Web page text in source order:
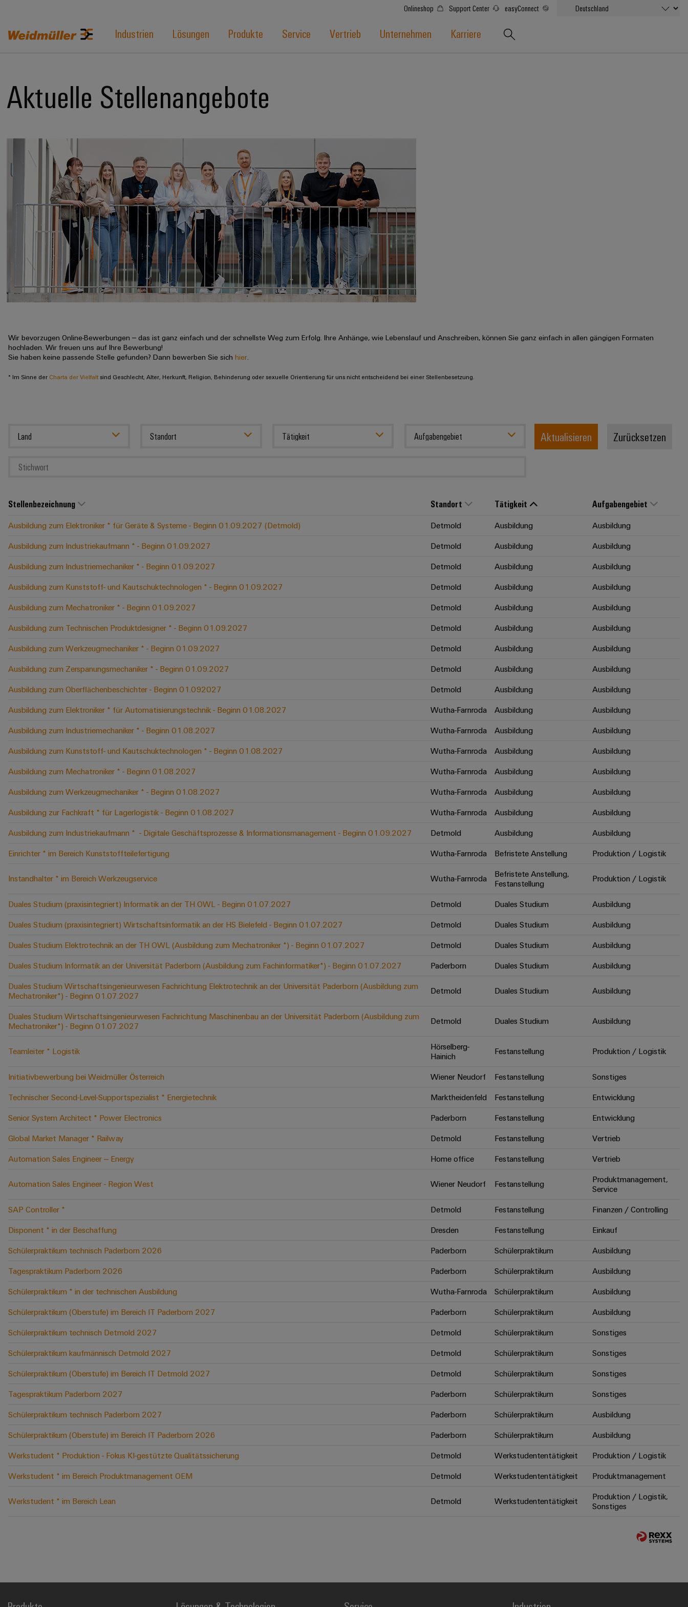
Onlineshop Support Center easyConnect
Industrien Lösungen Produkte Service Vertrieb Unternehmen Karriere
Aktuelle Stellenangebote
Wir bevorzugen Online-Bewerbungen – das ist ganz einfach und der schnellste Weg zum Erfolg. Ihre Anhänge, wie Lebenslauf und Anschreiben, können Sie ganz einfach in allen gängigen Formaten
hochladen. Wir freuen uns auf Ihre Bewerbung!
Sie haben keine passende Stelle gefunden? Dann bewerben Sie sich hier
* Im Sinne der Charta der Vielfalt sind Geschlecht, Alter, Herkunft, Religion, Behinderung oder sexuelle Orientierung für uns nicht entscheidend bei einer Stellenbesetzung.
Land Standort Tätigkeit Aufgabengebiet Zurücksetzen
Aktualisieren
Stellenbezeichnung Standort Tätigkeit Aufgabengebiet
Ausbildung zum Elektroniker * für Geräte & Systeme - Beginn 01.09.2027 (Detmold) Detmold Ausbildung
Ausbildung
Ausbildung zum Industriekaufmann * - Beginn 01.09.2027
Detmold Ausbildung
Ausbildung
Ausbildung zum Industriemechaniker * - Beginn 01.09.2027
Detmold Ausbildung
Ausbildung
Ausbildung zum Kunststoff- und Kautschuktechnologen * - Beginn 01.09.2027
Detmold Ausbildung
Ausbildung
Ausbildung zum Mechatroniker * - Beginn 01.09.2027
Detmold Ausbildung
Ausbildung
Ausbildung zum Technischen Produktdesigner * - Beginn 01.09.2027
Detmold Ausbildung
Ausbildung
Ausbildung zum Werkzeugmechaniker * - Beginn 01.09.2027
Detmold Ausbildung
Ausbildung
Ausbildung zum Zerspanungsmechaniker * - Beginn 01.09.2027
Detmold Ausbildung
Ausbildung
Ausbildung zum Oberflächenbeschichter - Beginn 01.092027
Detmold Ausbildung
Ausbildung
Ausbildung zum Elektroniker * für Automatisierungstechnik - Beginn 01.08.2027
Wutha-Farnroda Ausbildung
Ausbildung
Ausbildung zum Industriemechaniker * - Beginn 01.08.2027
Wutha-Farnroda Ausbildung
Ausbildung
Ausbildung zum Kunststoff- und Kautschuktechnologen * - Beginn 01.08.2027
Wutha-Farnroda Ausbildung
Ausbildung
Ausbildung zum Mechatroniker * - Beginn 01.08.2027
Wutha-Farnroda Ausbildung
Ausbildung
Ausbildung zum Werkzeugmechaniker * - Beginn 01.08.2027
Wutha-Farnroda Ausbildung
Ausbildung
Ausbildung zur Fachkraft * für Lagerlogistik - Beginn 01.08.2027
Wutha-Farnroda Ausbildung
Ausbildung
Ausbildung zum Industriekaufmann * ​ - Digitale Geschäftsprozesse & Informationsmanagement - Beginn 01.09.2027
Detmold Ausbildung
Ausbildung
Einrichter * im Bereich Kunststoffteilefertigung
Wutha-Farnroda Befristete Anstellung Produktion / Logistik
Instandhalter * im Bereich Werkzeugservice Wutha-Farnroda
Befristete Anstellung,
Festanstellung
Produktion / Logistik
Duales Studium (praxisintegriert) Informatik an der TH OWL - Beginn 01.07.2027 Detmold Duales Studium
Ausbildung
Duales Studium (praxisintegriert) Wirtschaftsinformatik an der HS Bielefeld - Beginn 01.07.2027
Detmold Duales Studium
Ausbildung
Duales Studium Elektrotechnik an der TH OWL (Ausbildung zum Mechatroniker *) - Beginn 01.07.2027
Detmold Duales Studium
Ausbildung
Duales Studium Informatik an der Universität Paderborn (Ausbildung zum Fachinformatiker*) - Beginn 01.07.2027
Paderborn Duales Studium
Ausbildung
Duales Studium Wirtschaftsingenieurwesen Fachrichtung Elektrotechnik an der Universität Paderborn (Ausbildung zum
Mechatroniker*) - Beginn 01.07.2027
Detmold Duales Studium Ausbildung
Duales Studium Wirtschaftsingenieurwesen Fachrichtung Maschinenbau an der Universität Paderborn (Ausbildung zum
Mechatroniker*) - Beginn 01.07.2027
Detmold Duales Studium Ausbildung
Teamleiter * Logistik
Hörselberg-
Hainich
Festanstellung Produktion / Logistik
Initiativbewerbung bei Weidmüller Österreich Wiener Neudorf Festanstellung
Sonstiges
Technischer Second-Level-Supportspezialist * Energietechnik
Marktheidenfeld Festanstellung
Entwicklung
Senior System Architect * Power Electronics
Paderborn Festanstellung
Entwicklung
Global Market Manager * Railway
Detmold Festanstellung
Vertrieb
Automation Sales Engineer – Energy
Home office Festanstellung Vertrieb
Automation Sales Engineer - Region West Wiener Neudorf Festanstellung
Produktmanagement,
Service
SAP Controller *
Detmold Festanstellung
Finanzen / Controlling
Disponent * in der Beschaffung
Dresden Festanstellung
Einkauf
Schülerpraktikum technisch Paderborn 2026
Paderborn Schülerpraktikum
Ausbildung
Tagespraktikum Paderborn 2026
Paderborn Schülerpraktikum
Ausbildung
Schülerpraktikum * in der technischen Ausbildung
Wutha-Farnroda Schülerpraktikum
Ausbildung
Schülerpraktikum (Oberstufe) im Bereich IT Paderborn 2027
Paderborn Schülerpraktikum
Ausbildung
Schülerpraktikum technisch Detmold 2027
Detmold Schülerpraktikum
Sonstiges
Schülerpraktikum kaufmännisch Detmold 2027
Detmold Schülerpraktikum
Sonstiges
Schülerpraktikum (Oberstufe) im Bereich IT Detmold 2027
Detmold Schülerpraktikum
Sonstiges
Tagespraktikum Paderborn 2027
Paderborn Schülerpraktikum
Sonstiges
Schülerpraktikum technisch Paderborn 2027
Paderborn Schülerpraktikum
Ausbildung
Schülerpraktikum (Oberstufe) im Bereich IT Paderborn 2026
Paderborn Schülerpraktikum
Ausbildung
Werkstudent * Produktion - Fokus KI-gestützte Qualitätssicherung
Detmold Werkstudententätigkeit
Produktion / Logistik
Werkstudent * im Bereich Produktmanagement OEM
Detmold Werkstudententätigkeit Produktmanagement
Werkstudent * im Bereich Lean Detmold Werkstudententätigkeit
Produktion / Logistik,
Sonstiges